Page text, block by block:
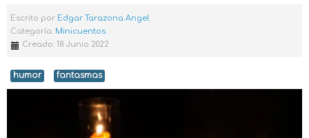
Escrito por Edgar Tarazona Angel
Categoría: Minicuentos
Creado: 18 Junio 2022
humor fantasmas